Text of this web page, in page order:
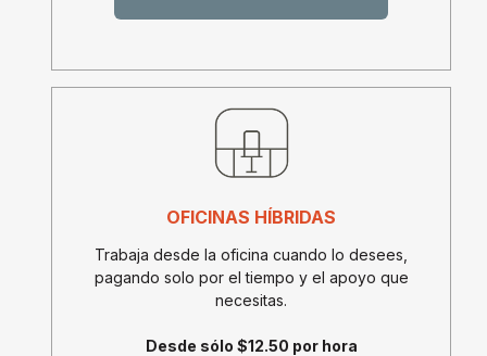
OFICINAS HÍBRIDAS
Trabaja desde la oficina cuando lo desees,
pagando solo por el tiempo y el apoyo que
necesitas.
Desde sólo $12.50 por hora